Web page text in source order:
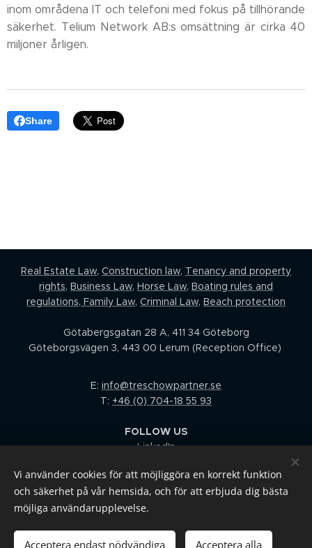
inom områdena IT och telefoni med fokus på tillhörande
säkerhet. Telium Network AB:s omsättning är cirka 40
miljoner årligen.
Share
Real Estate Law, Construction law, Tenancy and property
rights, Business Law, Horse Law, Boating rules and
regulations, Family Law, Criminal Law, Beach protection
Götabergsgatan 28 A, 411 34 Göteborg
Göteborgsvägen 3, 443 00 Lerum (Reception Office)
E: info@treschowpartner.se
T: +46 (0) 704-18 55 93
FOLLOW US
LinkedIn
Instagram
Youtube
TERMS AND CONDITIONS / CONSUMER DISPUTES BOARD
Vi använder cookies för att möjliggöra en korrekt funktion
och säkerhet på vår hemsida, och för att erbjuda dig bästa
möjliga användarupplevelse.
Acceptera endast nödvändiga Acceptera alla